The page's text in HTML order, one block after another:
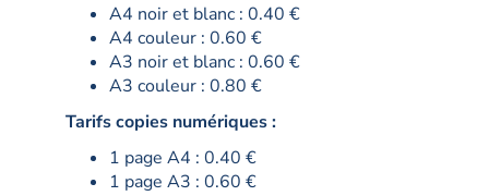
A4 noir et blanc : 0.40 €
A4 couleur : 0.60 €
A3 noir et blanc : 0.60 €
A3 couleur : 0.80 €
Tarifs copies numériques :
1 page A4 : 0.40 €
1 page A3 : 0.60 €